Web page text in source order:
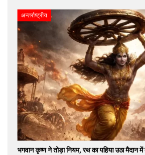
अन्तर्राष्ट्रीय
भगवान कृष्ण ने तोड़ा नियम, रथ का पहिया उठा मैदान